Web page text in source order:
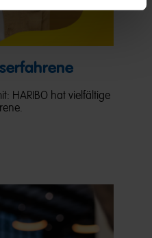
HARIBO hat vielfältige